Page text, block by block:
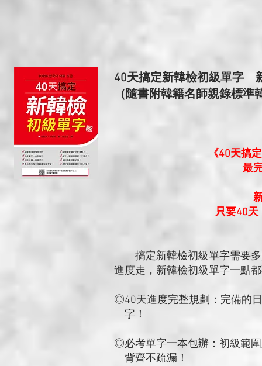
40天搞定新韓檢初級單字
（隨書附韓籍名師親錄標準
《40天搞
最
只要40天
搞定新韓檢初級單字需要多
進度走，新韓檢初級單字一點
◎40天進度完整規劃：完備的
字！
◎必考單字一本包辦：初級範
背齊不疏漏！